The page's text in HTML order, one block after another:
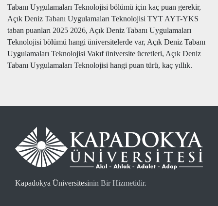
Tabanı Uygulamaları Teknolojisi bölümü için kaç puan gerekir,
Açık Deniz Tabanı Uygulamaları Teknolojisi TYT AYT-YKS
taban puanları 2025 2026, Açık Deniz Tabanı Uygulamaları
Teknolojisi bölümü hangi üniversitelerde var, Açık Deniz Tabanı
Uygulamaları Teknolojisi Vakıf üniversite ücretleri, Açık Deniz
Tabanı Uygulamaları Teknolojisi hangi puan türü, kaç yıllık.
Kapadokya Üniversitesinin Bir Hizmetidir.